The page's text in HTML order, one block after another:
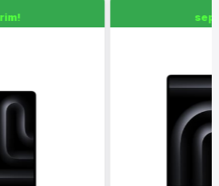
sepette + %2 indirim!